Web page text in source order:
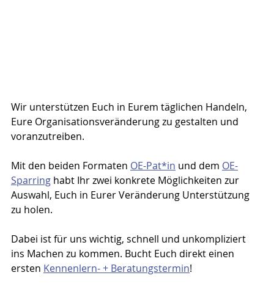
Wir unterstützen Euch in Eurem täglichen Handeln,
Eure Organisationsveränderung zu gestalten und
voranzutreiben.
Mit den beiden Formaten OE-Pat*in und dem OE-
Sparring habt Ihr zwei konkrete Möglichkeiten zur
Auswahl, Euch in Eurer Veränderung Unterstützung
zu holen.
Dabei ist für uns wichtig, schnell und unkompliziert
ins Machen zu kommen. Bucht Euch direkt einen
ersten Kennenlern- + Beratungstermin!